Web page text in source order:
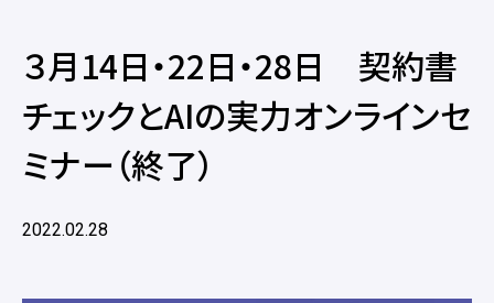
３月14日・22日・28日 契約書
チェックとAIの実力オンラインセ
ミナー（終了）
2022.02.28